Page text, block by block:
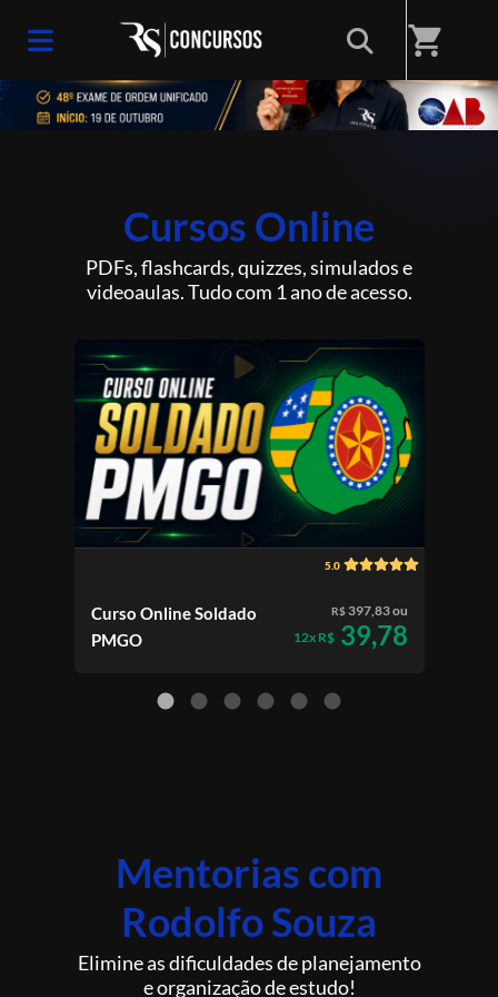
shopping_cart
Cursos Online
PDFs, flashcards, quizzes, simulados e
videoaulas. Tudo com 1 ano de acesso.
5.0
Curso Online Soldado
PMGO
R$397,83 ou
12x R$39,78
Mentorias com
Rodolfo Souza
Elimine as dificuldades de planejamento
e organização de estudo!